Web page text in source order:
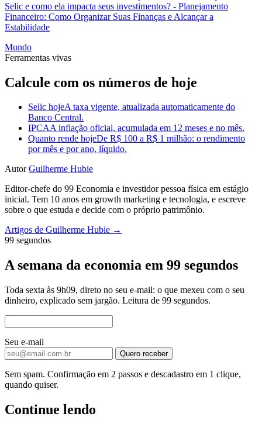
Selic e como ela impacta seus investimentos? - Planejamento
Financeiro: Como Organizar Suas Finanças e Alcançar a
Estabilidade
Mundo
Ferramentas vivas
Calcule com os números de hoje
Selic hojeA taxa vigente, atualizada automaticamente do
Banco Central.
IPCAA inflação oficial, acumulada em 12 meses e no mês.
Quanto rende hojeDe R$ 100 a R$ 1 milhão: o rendimento
por mês e por ano, líquido.
Autor Guilherme Hubie
Editor-chefe do 99 Economia e investidor pessoa física em estágio
inicial. Tem 10 anos em growth marketing e tecnologia, e escreve
sobre o que estuda e decide com o próprio patrimônio.
Artigos de Guilherme Hubie →
99 segundos
A semana da economia em 99 segundos
Toda sexta às 9h09, direto no seu e-mail: o que mexeu com o seu
dinheiro, explicado sem jargão. Leitura de 99 segundos.
Seu e-mail
Quero receber
Sem spam. Confirmação em 2 passos e descadastro em 1 clique,
quando quiser.
Continue lendo